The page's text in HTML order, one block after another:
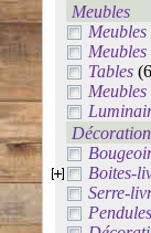
Meubles
Meubles
Tables
Décoration
Boites-
Serre-
Pendules